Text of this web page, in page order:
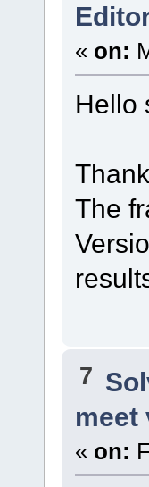
« on:
Hello
The
7
meet
« on: